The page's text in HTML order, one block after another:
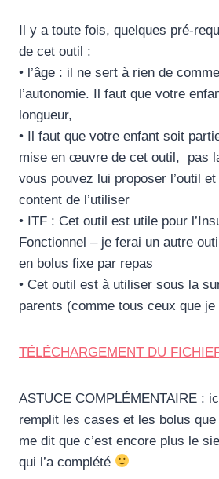
Il y a toute fois, quelques pré-
de cet outil :
• l’âge : il ne sert à rien de
l’autonomie. Il faut que votre
longueur,
• Il faut que votre enfant soit
mise en œuvre de cet outil, pas
vous pouvez lui proposer l’outil
content de l’utiliser
• ITF : Cet outil est utile pour
Fonctionnel – je ferai un autre
en bolus fixe par repas
• Cet outil est à utiliser sous la
parents (comme tous ceux que je
TÉLÉCHARGEMENT DU
ASTUCE COMPLÉMENTAIRE :
remplit les cases et les bolus
me dit que c’est encore plus le
qui l’a complété